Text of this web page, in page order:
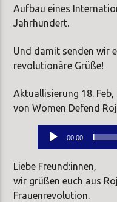
Aufbau eines
Jahrhundert.
Und damit senden wir
revolutionäre Grüße!
Aktuallisierung 18.
von Women Defend
Audio-
00:00
Liebe Freund:innen,
wir grüßen euch aus
Frauenrevolution.